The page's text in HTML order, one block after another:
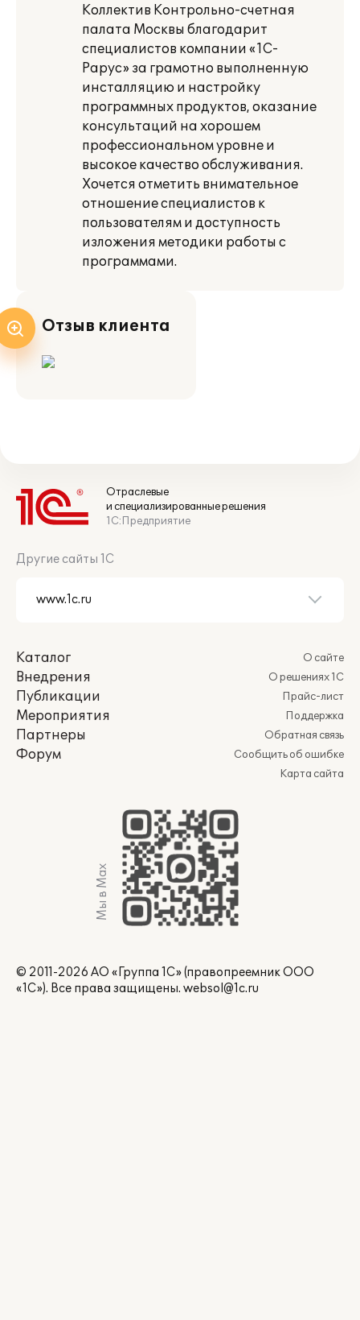
Коллектив Контрольно-счетная
палата Москвы благодарит
специалистов компании «1С-
Рарус» за грамотно выполненную
инсталляцию и настройку
программных продуктов, оказание
консультаций на хорошем
профессиональном уровне и
высокое качество обслуживания.
Хочется отметить внимательное
отношение специалистов к
пользователям и доступность
изложения методики работы с
программами.
Отзыв клиента
Отраслевые
и специализированные решения
1С:Предприятие
Другие сайты 1С
Каталог
Внедрения
Публикации
Мероприятия
Партнеры
Форум
О сайте
О решениях 1С
Прайс-лист
Поддержка
Обратная связь
Сообщить об ошибке
Карта сайта
Мы в Max
© 2011-2026 АО «Группа 1С» (правопреемник ООО
«1С»). Все права защищены. websol@1c.ru